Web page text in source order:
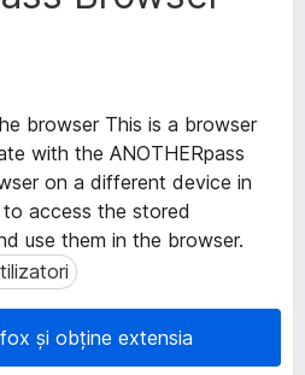
n
e
n
t
r
u
F
i
r
e
browser This is a browser
with the ANOTHERpass
on a different device in
access the stored
use them in the browser.
și obține extensia